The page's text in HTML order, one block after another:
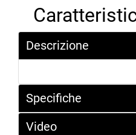
Descrizione
Specifiche
Video